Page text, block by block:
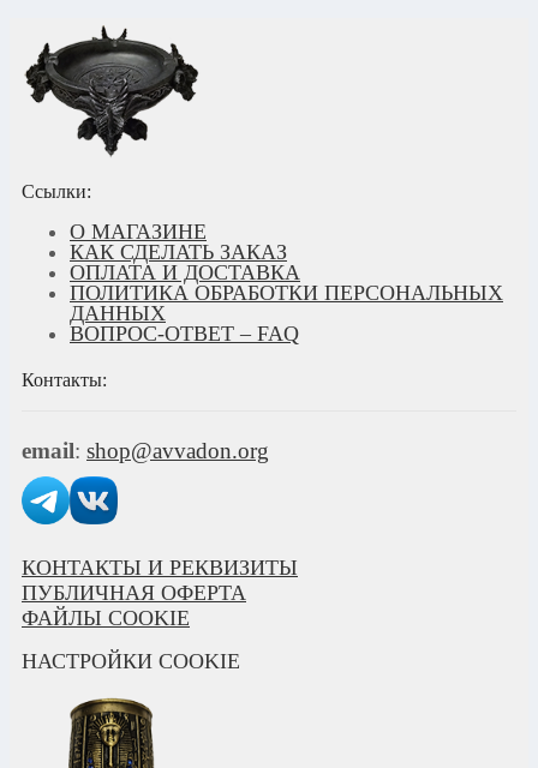
Ссылки:
О МАГАЗИНЕ
КАК СДЕЛАТЬ ЗАКАЗ
ОПЛАТА И ДОСТАВКА
ПОЛИТИКА ОБРАБОТКИ ПЕРСОНАЛЬНЫХ
ДАННЫХ
ВОПРОС-ОТВЕТ – FAQ
Контакты:
email: shop@avvadon.org
КОНТАКТЫ И РЕКВИЗИТЫ
ПУБЛИЧНАЯ ОФЕРТА
ФАЙЛЫ COOKIE
НАСТРОЙКИ COOKIE